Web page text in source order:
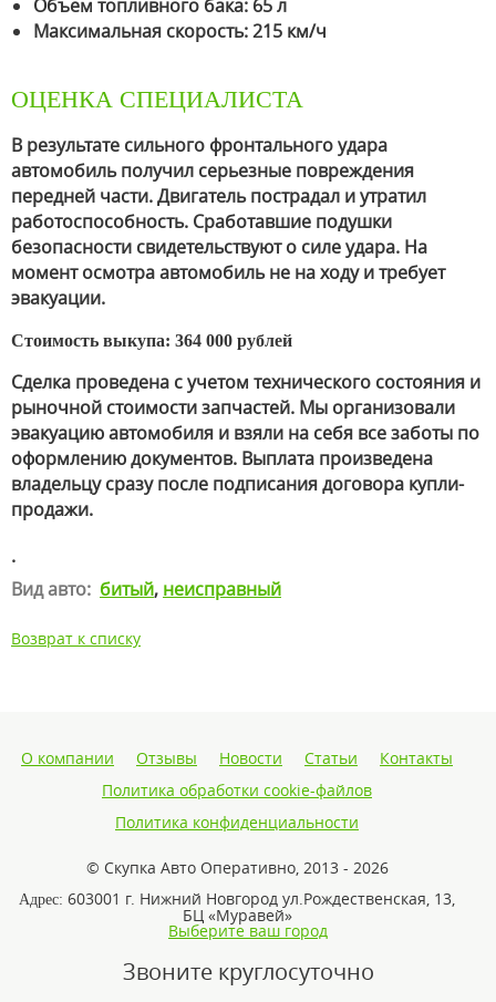
Объем топливного бака: 65 л
Максимальная скорость: 215 км/ч
ОЦЕНКА СПЕЦИАЛИСТА
В результате сильного фронтального удара
автомобиль получил серьезные повреждения
передней части. Двигатель пострадал и утратил
работоспособность. Сработавшие подушки
безопасности свидетельствуют о силе удара. На
момент осмотра автомобиль не на ходу и требует
эвакуации.
Стоимость выкупа: 364 000 рублей
Сделка проведена с учетом технического состояния и
рыночной стоимости запчастей. Мы организовали
эвакуацию автомобиля и взяли на себя все заботы по
оформлению документов. Выплата произведена
владельцу сразу после подписания договора купли-
продажи.
.
Вид авто: битый, неисправный
Возврат к списку
О компании Отзывы Новости Статьи
Контакты
Политика обработки cookie-файлов
Политика конфиденциальности
© Скупка Авто Оперативно, 2013 - 2026
Адрес: 603001 г. Нижний Новгород ул.Рождественская, 13,
БЦ «Муравей»
Выберите ваш город
Звоните круглосуточно